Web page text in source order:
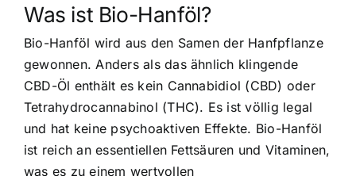
Was ist Bio-Hanföl?
Bio-Hanföl wird aus den Samen der Hanfpflanze
gewonnen. Anders als das ähnlich klingende
CBD-Öl enthält es kein Cannabidiol (CBD) oder
Tetrahydrocannabinol (THC). Es ist völlig legal
und hat keine psychoaktiven Effekte. Bio-Hanföl
ist reich an essentiellen Fettsäuren und Vitaminen,
was es zu einem wertvollen